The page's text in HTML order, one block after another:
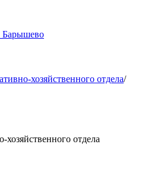
Барышево
хозяйственного отдела/
отдела